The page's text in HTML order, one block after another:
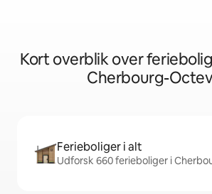
Kort overblik over
Cherbourg-
Ferieboliger i alt
Udforsk 660 ferieboliger i